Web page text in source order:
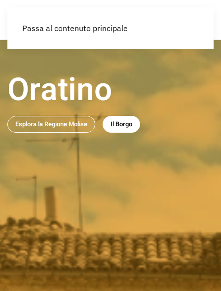
Passa al contenuto principale
Oratino
Esplora la Regione Molise Il Borgo